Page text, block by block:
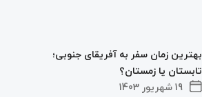
19 شهریور 1403
بهترین زمان سفر به آفریقای جنوبی؛
تابستان یا زمستان؟